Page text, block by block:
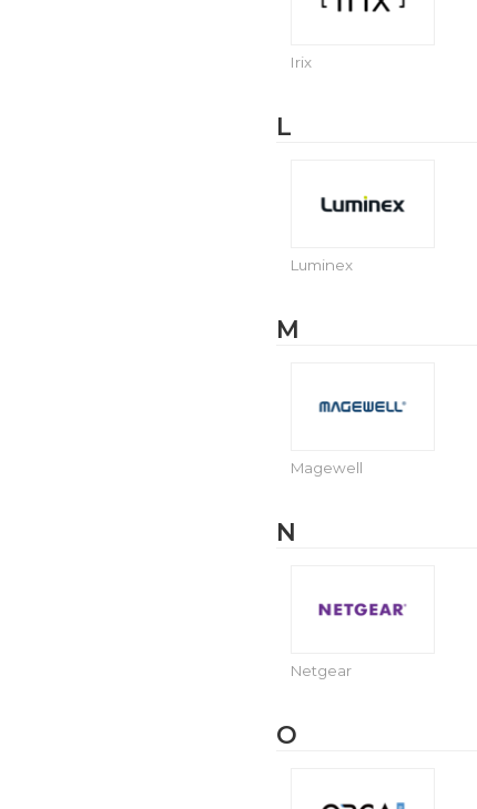
Irix
L
Luminex
M
Magewell
N
Netgear
O